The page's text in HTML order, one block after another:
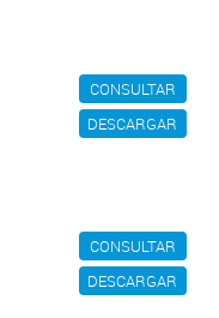
CONSULTAR
DESCARGAR
CONSULTAR
DESCARGAR